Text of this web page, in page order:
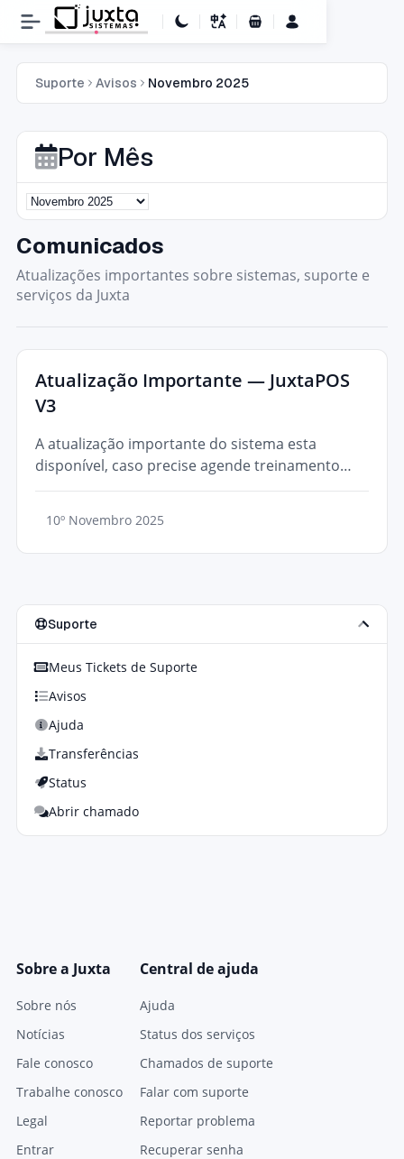
Carrinho de Compras
Suporte Avisos Novembro 2025
Por Mês
Comunicados
Atualizações importantes sobre sistemas, suporte e
serviços da Juxta
Atualização Importante — JuxtaPOS
V3
A atualização importante do sistema esta
disponível, caso precise agende treinamento
para conhecer novos recursos!
10º Novembro 2025
Suporte
Meus Tickets de Suporte
Avisos
Ajuda
Transferências
Status
Abrir chamado
Sobre a Juxta
Sobre nós
Notícias
Fale conosco
Trabalhe conosco
Legal
Entrar
Central de ajuda
Ajuda
Status dos serviços
Chamados de suporte
Falar com suporte
Reportar problema
Recuperar senha